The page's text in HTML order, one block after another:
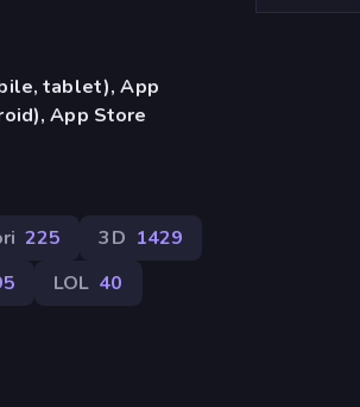
tablet), App
App Store
225 3D 1429
LOL 40